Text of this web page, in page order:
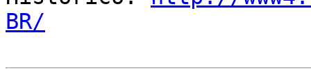
BR/